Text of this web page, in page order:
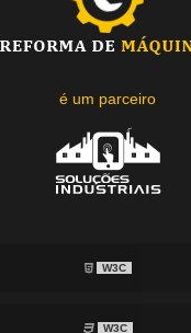
é um parceiro
W3C
W3C